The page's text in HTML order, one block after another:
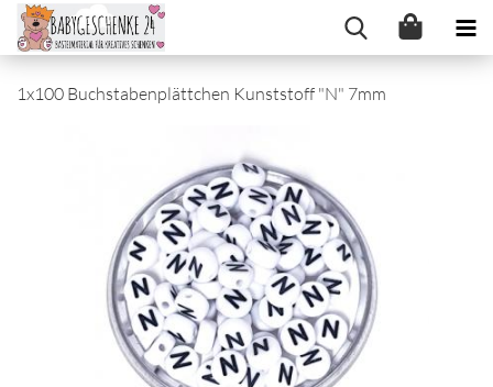
1x100 Buchstabenplättchen Kunststoff "N" 7mm